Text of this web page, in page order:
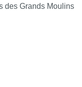
des Grands Moulins